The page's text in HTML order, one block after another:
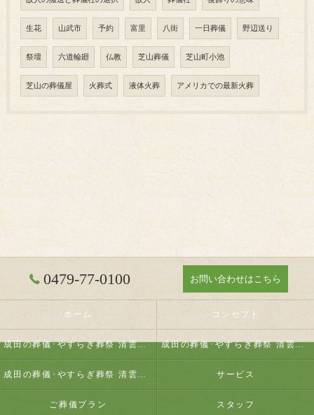
生花 山武市 予約 富里 八街 一日葬儀 野辺送り
祭壇 六道輪廻 仏教 芝山葬儀 芝山町小池
芝山の葬儀屋 火葬式 液体火葬 アメリカでの最新火葬
0479-77-0100 お問い合わせはこちら
ホーム コンセプト
成田の葬儀･やすらぎ葬祭 清雲の口コミ情報 成田の葬儀･やすらぎ葬祭 清雲の評判
成田の葬儀･やすらぎ葬祭 清雲のお客様の声 サービス
ご葬儀プラン スタッフ